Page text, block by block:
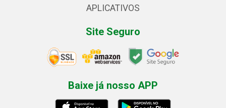
APLICATIVOS
Site Seguro
Baixe já nosso APP